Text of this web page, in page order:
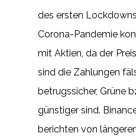
des ersten
Corona-Pandemie
mit Aktien, da der
sind die Zahlungen
betrugssicher, Grüne
günstiger sind.
berichten von